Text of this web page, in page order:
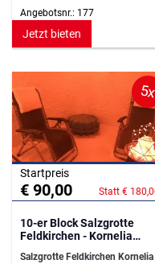
Angebotsnr.: 177
Jetzt bieten
5x
Startpreis
€ 90,00 Statt €
10-er Block Salzgrotte
Feldkirchen - Kornelia
Salzgrotte Feldkirchen Kornelia